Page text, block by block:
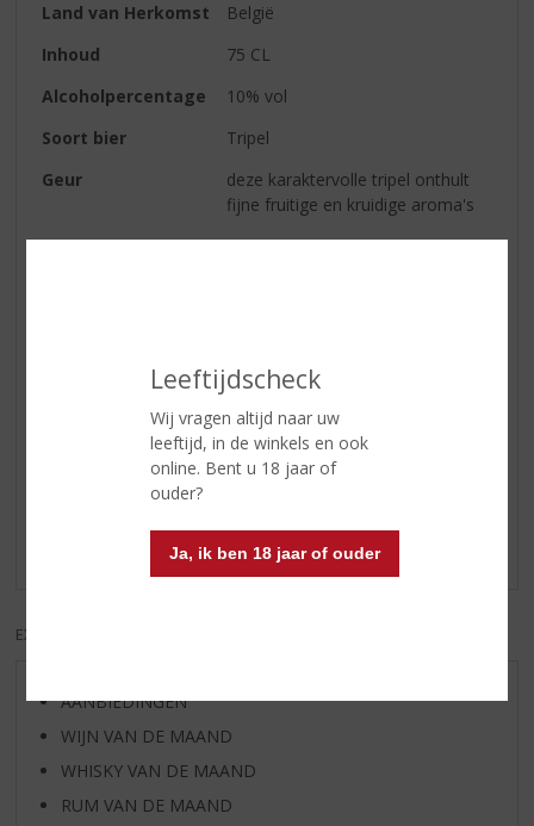
Leeftijdscheck
Wij vragen altijd naar uw
leeftijd, in de winkels en ook
online. Bent u 18 jaar of
ouder?
Ja, ik ben 18 jaar of ouder
Land van Herkomst
België
Inhoud
75 CL
Alcoholpercentage
10% vol
Soort bier
Tripel
Geur
deze karaktervolle tripel onthult
fijne fruitige en kruidige aroma's
Smaak
dit bier met karakter ontwikkelt
Reviews
Er zijn nog geen reviews geplaatst voor dit product
EXCL. BTW
AANBIEDINGEN
WIJN VAN DE MAAND
WHISKY VAN DE MAAND
RUM VAN DE MAAND